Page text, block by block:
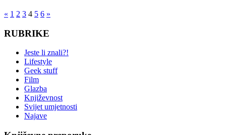
« 1 2 3 4 5 6 »
RUBRIKE
Jeste li znali?!
Lifestyle
Geek stuff
Film
Glazba
Književnost
Svijet umjetnosti
Najave